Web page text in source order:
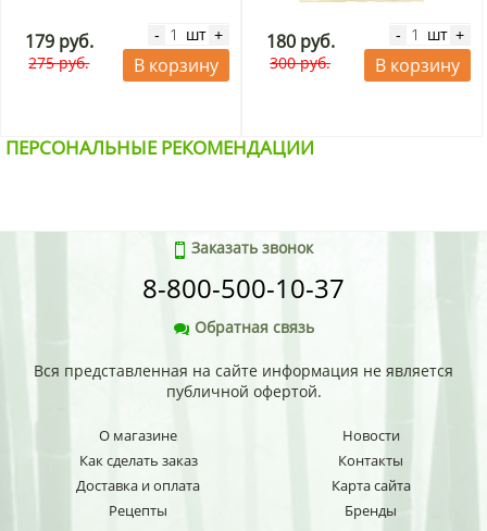
179 руб.
275 руб.
- шт +
В корзину
180 руб.
300 руб.
- шт +
В корзину
ПЕРСОНАЛЬНЫЕ РЕКОМЕНДАЦИИ
Заказать звонок
8-800-500-10-37
Обратная связь
Вся представленная на сайте информация не является
публичной офертой.
О магазине
Как сделать заказ
Доставка и оплата
Рецепты
Новости
Контакты
Карта сайта
Бренды